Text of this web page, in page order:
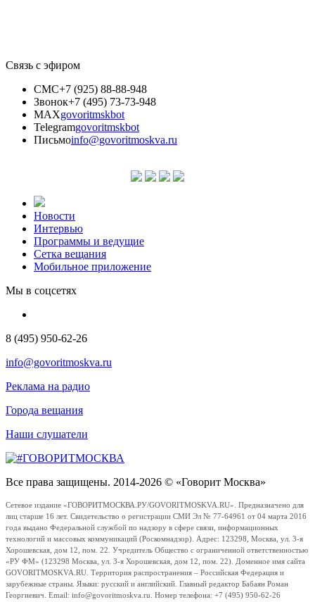
Связь с эфиром
СМС+7 (925) 88-88-948
Звонок+7 (495) 73-73-948
MAXgovoritmskbot
Telegramgovoritmskbot
Письмоinfo@govoritmoskva.ru
Новости
Интервью
Программы и ведущие
Сетка вещания
Мобильное приложение
Мы в соцсетях
8 (495) 950-62-26
info@govoritmoskva.ru
Реклама на радио
Города вещания
Наши слушатели
Все права защищены. 2014-2026 © «Говорит Москва»
Сетевое издание «ГОВОРИТМОСКВА.РУ/GOVORITMOSKVA.RU». Предназначено для
лиц старше 16 лет. Свидетельство о регистрации СМИ Эл № 77-64961 от 04 марта 2016
года выдано Федеральной службой по надзору в сфере связи, информационных
технологий и массовых коммуникаций (Роскомнадзор). Адрес: 123298, Москва, ул. 3-я
Хорошевская, дом 12, пом. 22. Учредитель Общество с ограниченной ответственностью
«РУ ФМ» (123298 Москва, ул. 3-я Хорошевская, дом 12, пом. 22). Доменное имя сайта
GOVORITMOSKVA.RU. Территория распространения – Российская Федерация и
зарубежные страны. Языки: русский и английский. Главный редактор Бабаян Роман
Георгиевич. Email: info@govoritmoskva.ru. Номер телефона: +7 (495) 950-62-26